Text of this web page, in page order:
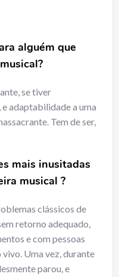
alguém que
se tiver
adaptabilidade a uma
Tem de ser,
mais inusitadas
musical ?
clássicos de
retorno adequado,
e com pessoas
Uma vez, durante
parou, e